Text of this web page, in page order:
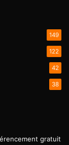
149
122
42
38
gratuit